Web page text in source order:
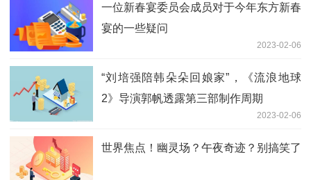
一位新春宴委员会成员对于今年东方新春
宴的一些疑问
2023-02-06
“刘培强陪韩朵朵回娘家”，《流浪地球
2》导演郭帆透露第三部制作周期
2023-02-06
世界焦点！幽灵场？午夜奇迹？别搞笑了